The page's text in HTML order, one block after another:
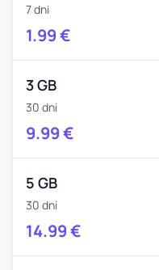
7 dni
1.99€
3 GB
30 dni
9.99€
5 GB
30 dni
14.99€